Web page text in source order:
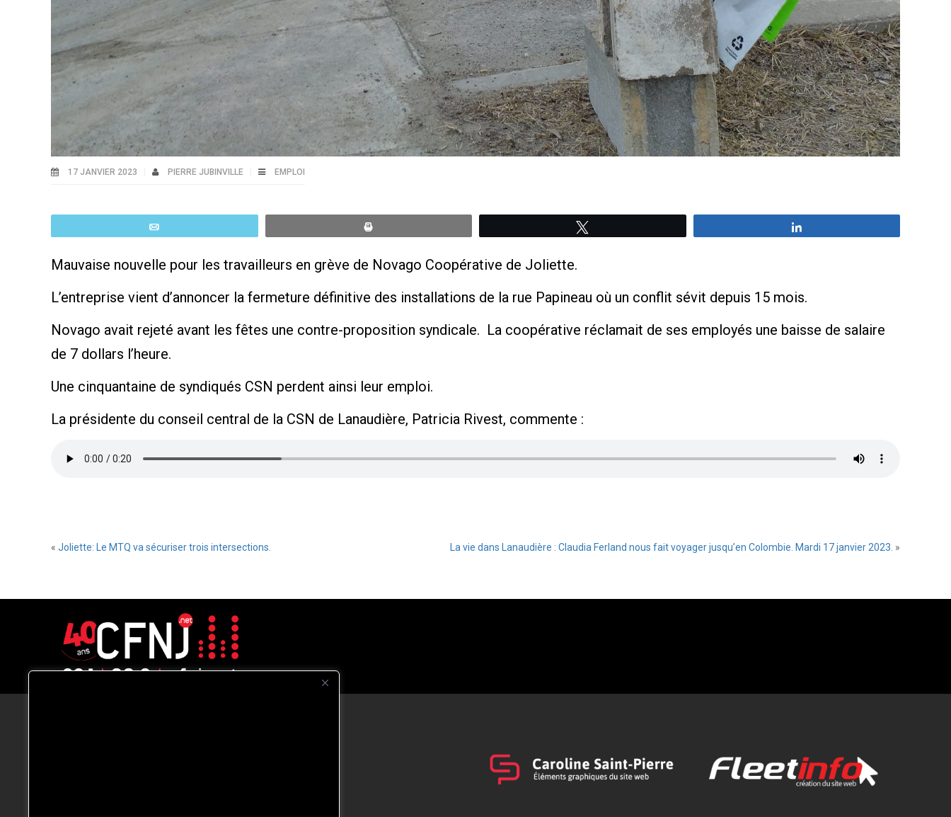
17 JANVIER 2023 PIERRE JUBINVILLE EMPLOI
Mauvaise nouvelle pour les travailleurs en grève de Novago Coopérative de Joliette.
L’entreprise vient d’annoncer la fermeture définitive des installations de la rue Papineau où un conflit sévit depuis 15 mois.
Novago avait rejeté avant les fêtes une contre-proposition syndicale. La coopérative réclamait de ses employés une baisse de salaire
de 7 dollars l’heure.
Une cinquantaine de syndiqués CSN perdent ainsi leur emploi.
La présidente du conseil central de la CSN de Lanaudière, Patricia Rivest, commente :
« Joliette: Le MTQ va sécuriser trois intersections. La vie dans Lanaudière : Claudia Ferland nous fait voyager jusqu’en Colombie. Mardi 17 janvier 2023. »